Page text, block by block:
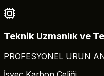
Teknik Uzmanlık ve
PROFESYONEL ÜRÜN